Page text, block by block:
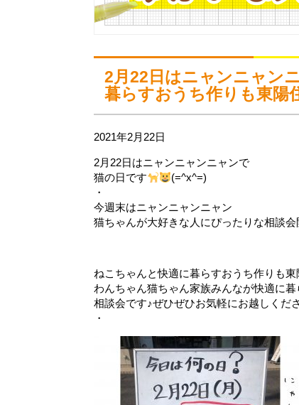
2月22日はニャンニャン
暮らすおうち作りも東陽
2021年2月22日
2月22日はニャンニャンニャンで
猫の日です
(=^x^=)
・
今週末はニャンニャンニャン
猫ちゃんが大好きな人にぴったりな相談会
ねこちゃんと快適に暮らすおうち作りも東
わんちゃん猫ちゃん家族みんなが快適に
相談会です♪ぜひぜひお気軽にお越しくだ
・